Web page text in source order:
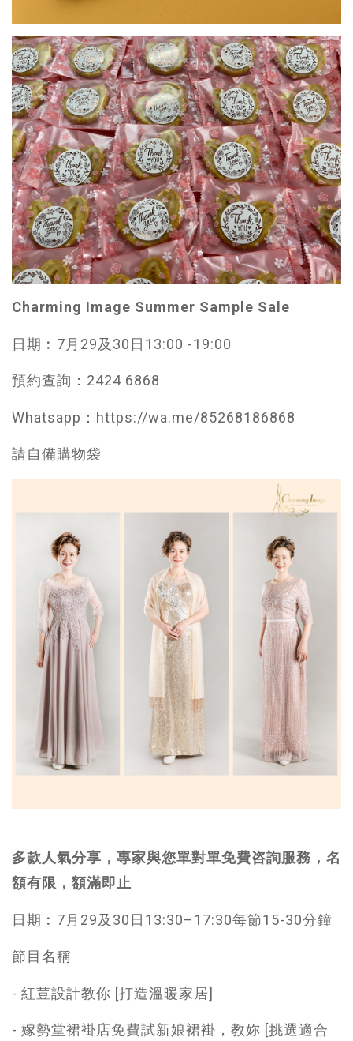
Charming Image Summer Sample Sale
日期︰7月29及30日13:00 -19:00
預約查詢：2424 6868
Whatsapp：https://wa.me/85268186868
請自備購物袋
多款人氣分享，專家與您單對單免費咨詢服務，名
額有限，額滿即止
日期︰7月29及30日13:30–17:30每節15-30分鐘
節目名稱
- 紅荳設計教你 [打造溫暖家居]
- 嫁勢堂裙褂店免費試新娘裙褂，教妳 [挑選適合